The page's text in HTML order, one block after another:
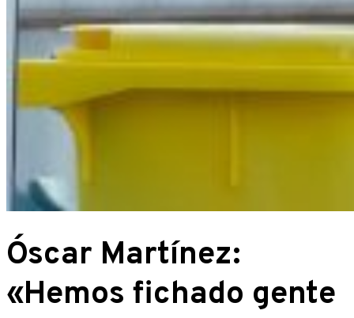
Óscar Martínez:
«Hemos fichado gente